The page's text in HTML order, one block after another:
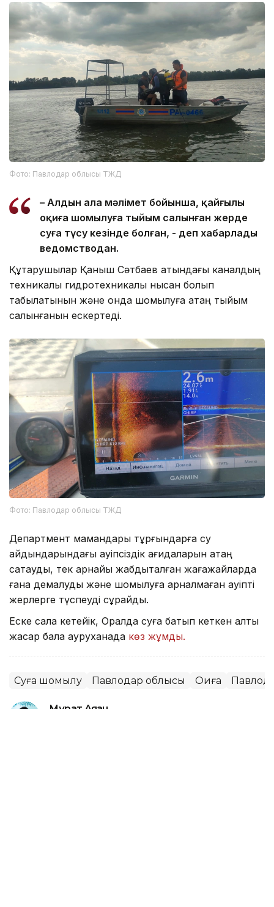
Фото: Павлодар облысы ТЖД
– Алдын ала мәлімет бойынша, қайғылы
оқиға шомылуға тыйым салынған жерде
суға түсу кезінде болған, - деп хабарлады
ведомстводан.
Құтқарушылар Қаныш Сәтбаев атындағы каналдың
техникалық гидротехникалық нысан болып
табылатынын және онда шомылуға қатаң тыйым
салынғанын ескертеді.
Фото: Павлодар облысы ТЖД
Департмент мамандары тұрғындарға су
айдындарындағы қауіпсіздік қағидаларын қатаң
сақтауды, тек арнайы жабдықталған жағажайларда
ғана демалуды және шомылуға арналмаған қауіпті
жерлерге түспеуді сұрайды.
Еске сала кетейік, Оралда суға батып кеткен алты
жасар бала ауруханада көз жұмды.
Суға шомылу Павлодар облысы Оқиға
Мұрат Аяған